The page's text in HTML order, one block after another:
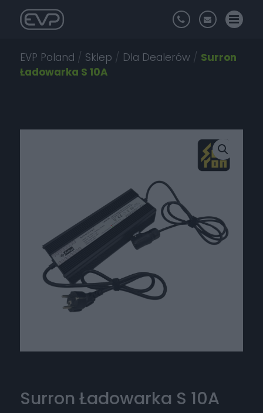
EVP Poland / Sklep / Dla Dealerów / Surron
Ładowarka S 10A
Surron Ładowarka S 10A